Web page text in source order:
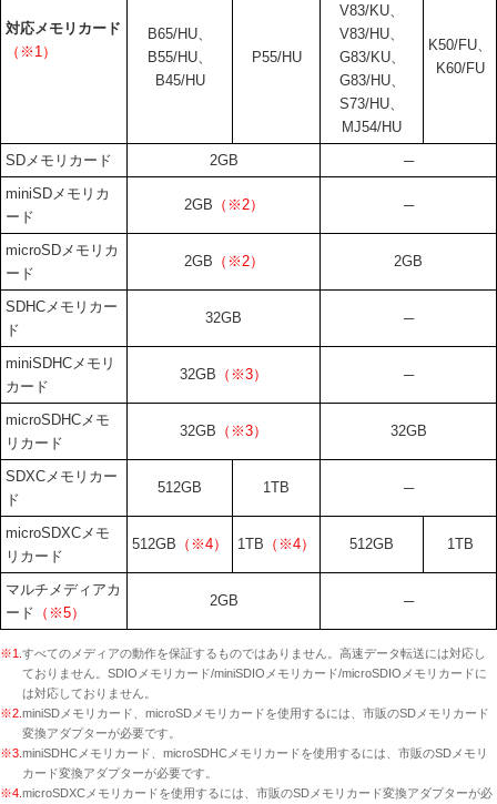
対応メモリカード
（※1）
B65/HU、
B55/HU、
B45/HU
P55/HU
V83/KU、
V83/HU、
G83/KU、
G83/HU、
S73/HU、
MJ54/HU
K50/FU、
K60/FU
SDメモリカード 2GB
─
miniSDメモリカ
ード
2GB （※2） ─
microSDメモリカ
ード
2GB （※2） 2GB
SDHCメモリカー
ド
32GB ─
miniSDHCメモリ
カード
32GB （※3） ─
microSDHCメモ
リカード
32GB （※3） 32GB
SDXCメモリカー
ド
512GB 1TB ─
microSDXCメモ
リカード
512GB （※4） 1TB （※4） 512GB 1TB
マルチメディアカ
ード （※5）
2GB ─
※1. すべてのメディアの動作を保証するものではありません。高速データ転送には対応し
ておりません。SDIOメモリカード/miniSDIOメモリカード/microSDIOメモリカードに
は対応しておりません。
※2. miniSDメモリカード、microSDメモリカードを使用するには、市販のSDメモリカード
変換アダプターが必要です。
※3. miniSDHCメモリカード、microSDHCメモリカードを使用するには、市販のSDメモリ
カード変換アダプターが必要です。
※4. microSDXCメモリカードを使用するには、市販のSDメモリカード変換アダプターが必